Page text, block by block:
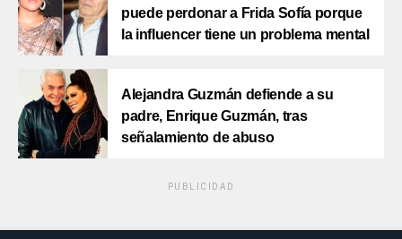
puede perdonar a Frida Sofía porque
la influencer tiene un problema mental
Alejandra Guzmán defiende a su
padre, Enrique Guzmán, tras
señalamiento de abuso
PUBLICIDAD